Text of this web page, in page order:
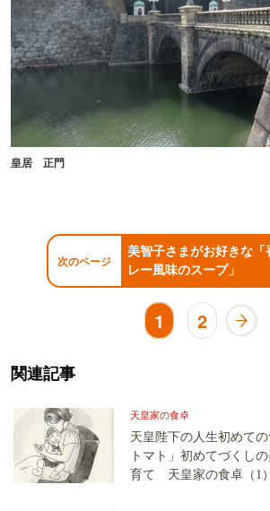
皇居 正門
次のページ
美智子さまがお好きな「
レー風味のスープ」
1 2
関連記事
天皇家の食卓
天皇陛下の人生初めて
トマト」初めてづくし
育て 天皇家の食卓（1）